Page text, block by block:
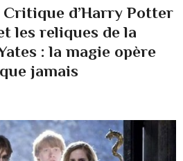
d’Harry Potter
les reliques de la
: la magie opère
jamais